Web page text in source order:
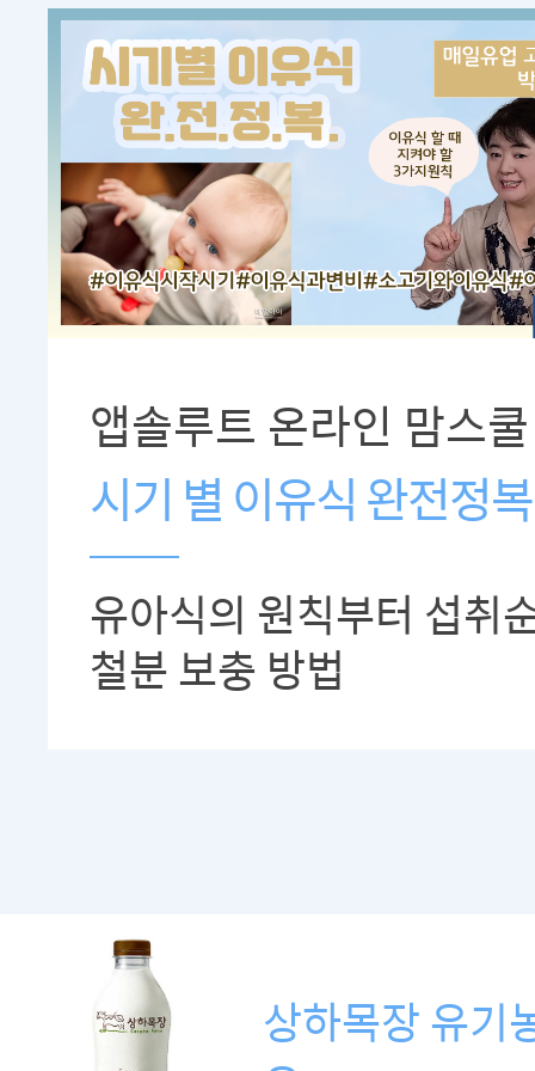
앱솔루트 온라인 맘스쿨
시기 별 이유식 완전정복
유아식의 원칙부터 섭취
철분 보충 방법
상하목장 유기